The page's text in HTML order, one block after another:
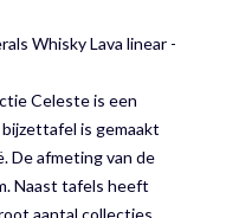
Whisky Lava linear -
Celeste is een
is gemaakt
De afmeting van de
Naast tafels heeft
aantal collecties